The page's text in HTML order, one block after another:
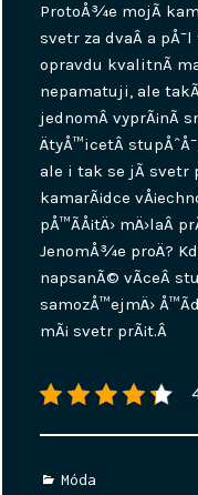
ProtoÅ¾e mojÃ­
svetr za dvaÂ a
opravdu kvalitnÃ­
nepamatuji, ale
jednomÂ vyprÃ¡nÃ­
ÄtyÅ™icetÂ
ale i tak se jÃ­ svetr
kamarÃ¡dce
pÅ™Ã­Å¡tÄ› mÄ›laÂ
JenomÅ¾e proÄ?
napsanÃ© vÃ­ceÂ
samozÅ™ejmÄ›
mÃ¡ svetr prÃ¡t.Â
Categories
Móda